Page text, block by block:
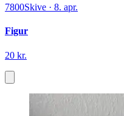
7800Skive · 8. apr.
Figur
20 kr.